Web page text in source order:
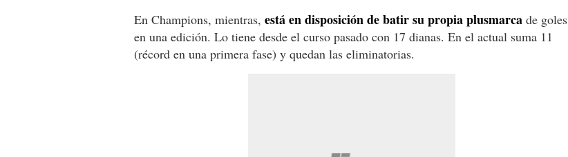
En Champions, mientras, está en disposición de batir su propia plusmarca de goles
en una edición. Lo tiene desde el curso pasado con 17 dianas. En el actual suma 11
(récord en una primera fase) y quedan las eliminatorias.